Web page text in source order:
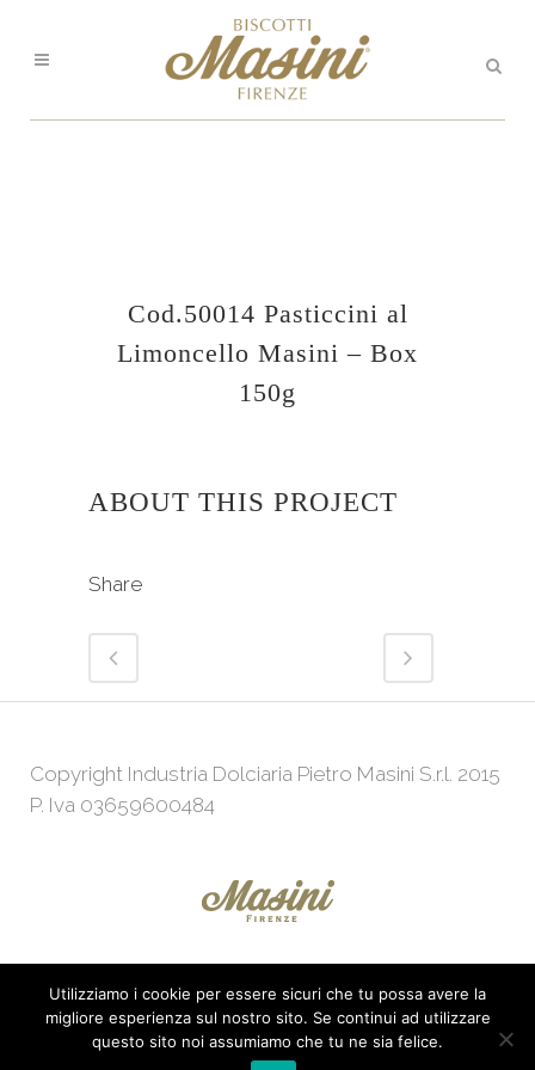
Cod.50014 Pasticcini al
Limoncello Masini – Box
150g
ABOUT THIS PROJECT
Share
Copyright Industria Dolciaria Pietro Masini S.r.l. 2015
P. Iva 03659600484
Powered byWeb Agency KeepUp
Utilizziamo i cookie per essere sicuri che tu possa avere la
migliore esperienza sul nostro sito. Se continui ad utilizzare
questo sito noi assumiamo che tu ne sia felice.